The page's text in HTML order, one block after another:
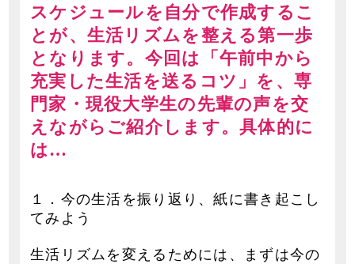
スケジュールを自分で作成するこ
とが、生活リズムを整える第一歩
となります。今回は「午前中から
充実した生活を送るコツ」を、専
門家・現役大学生の先輩の声を交
えながらご紹介します。具体的に
は…
１．今の生活を振り返り、紙に書き起こし
てみよう
生活リズムを変えるためには、まずは今の